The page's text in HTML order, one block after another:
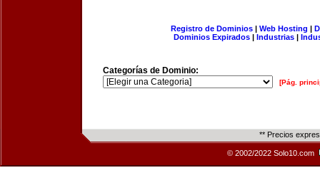
Registro de Dominios| Web Hosting |
Dominios Expirados | Industrias |
Categorías de Dominio:
[Pág.
** Precios
© 2002/2022 Solo10.com